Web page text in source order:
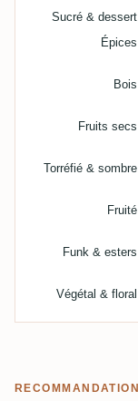
Sucré & dessert
Épices
Bois
Fruits secs
Torréfié & sombre
Fruité
Funk & esters
Végétal & floral
RECOMMANDATION